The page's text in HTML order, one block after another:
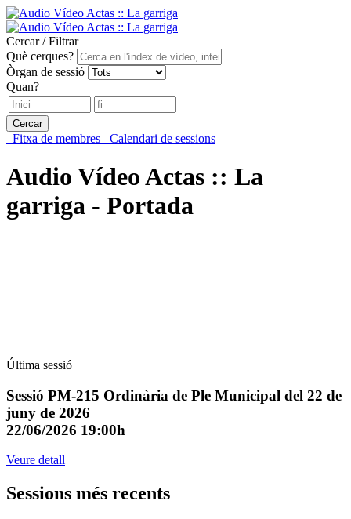
Cercar / Filtrar
Què cerques?
Òrgan de sessió
Quan?
Cercar
Fitxa de membres Calendari de sessions
Audio Vídeo Actas :: La
garriga - Portada
Última sessió
Sessió PM-215 Ordinària de Ple Municipal del 22 de
juny de 2026
22/06/2026 19:00h
Veure detall
Sessions més recents